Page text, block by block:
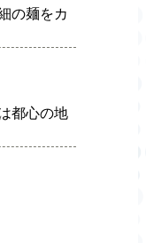
の麺をカ
都心の地